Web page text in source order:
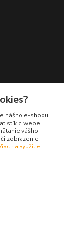
nášho e-shopu
o webe,
vášho
zobrazenie
na využitie